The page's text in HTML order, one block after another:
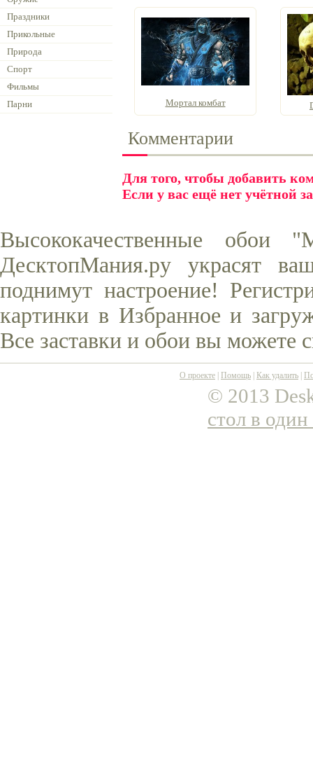
Праздники
Прикольные
Природа
Спорт
Фильмы
Парни
Мортал комбат
Комментарии
Для того, чтобы добавить
Если у вас ещё нет учётной
Высококачественные
ДесктопМания.ру украсят
поднимут настроение!
картинки в Избранное и
Все заставки и обои вы можете
О проекте Помощь Как удалить
© 2013
стол в